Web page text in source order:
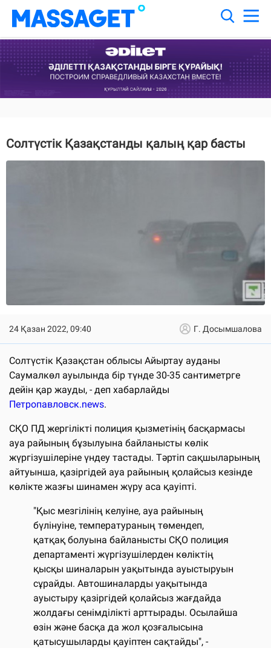
Солтүстік Қазақстанды қалың қар басты
24 Қазан 2022, 09:40 Г. Досымшалова
Солтүстік Қазақстан облысы Айыртау ауданы
Саумалкөл ауылында бір түнде 30-35 сантиметрге
дейін қар жауды, - деп хабарлайды
Петропавловск.news.
СҚО ПД жергілікті полиция қызметінің басқармасы
ауа райының бұзылуына байланысты көлік
жүргізушілеріне үндеу тастады. Тәртіп сақшыларының
айтуынша, қазіргідей ауа райының қолайсыз кезінде
көлікте жазғы шинамен жүру аса қауіпті.
"Қыс мезгілінің келуіне, ауа райының
бүлінуіне, температураның төмендеп,
қатқақ болуына байланысты СҚО полиция
департаменті жүргізушілерден көліктің
қысқы шиналарын уақытында ауыстыруын
сұрайды. Автошиналарды уақытында
ауыстыру қазіргідей қолайсыз жағдайда
жолдағы сенімділікті арттырады. Осылайша
өзін және басқа да жол қозғалысына
қатысушыларды қауіптен сақтайды", -